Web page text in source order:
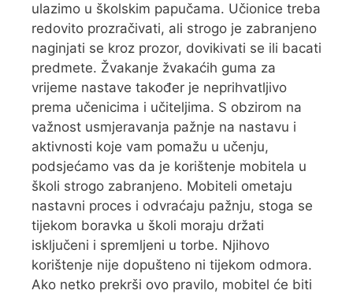
ulazimo u školskim papučama. Učionice treba
redovito prozračivati, ali strogo je zabranjeno
naginjati se kroz prozor, dovikivati se ili bacati
predmete. Žvakanje žvakaćih guma za
vrijeme nastave također je neprihvatljivo
prema učenicima i učiteljima. S obzirom na
važnost usmjeravanja pažnje na nastavu i
aktivnosti koje vam pomažu u učenju,
podsjećamo vas da je korištenje mobitela u
školi strogo zabranjeno. Mobiteli ometaju
nastavni proces i odvraćaju pažnju, stoga se
tijekom boravka u školi moraju držati
isključeni i spremljeni u torbe. Njihovo
korištenje nije dopušteno ni tijekom odmora.
Ako netko prekrši ovo pravilo, mobitel će biti